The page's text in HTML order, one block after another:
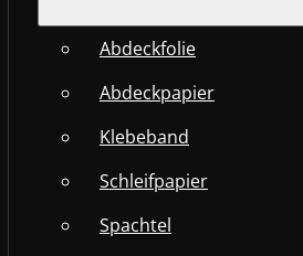
Abdeckfolie
Abdeckpapier
Klebeband
Schleifpapier
Spachtel